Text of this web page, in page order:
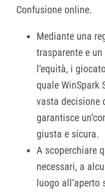
Confusione online.
Mediante una
trasparente e
l’equità, i
quale WinSpark
vasta decisione
garantisce
giusta e sicura.
A scoperchiare
necessari, a
luogo